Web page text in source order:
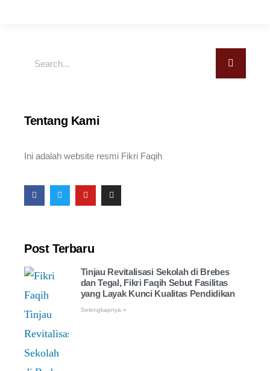
Tentang Kami
Ini adalah website resmi Fikri Faqih
Post Terbaru
Tinjau Revitalisasi Sekolah di Brebes
dan Tegal, Fikri Faqih Sebut Fasilitas
yang Layak Kunci Kualitas Pendidikan
Selengkapnya »